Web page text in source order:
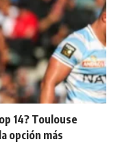
14? Toulouse
opción más